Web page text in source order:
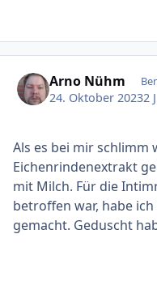
Arno Nühm
24. Oktober 20232
Als es bei mir schlimm
Eichenrindenextrakt
mit Milch. Für die
betroffen war, habe
gemacht. Geduscht